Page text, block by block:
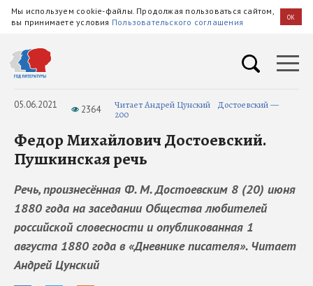
Мы используем cookie-файлы. Продолжая пользоваться сайтом,
вы принимаете условия Пользовательского соглашения OK
05.06.2021 2364 Читает Андрей Цунский
Достоевский —
200
Федор Михайлович Достоевский.
Пушкинская речь
Речь, произнесённая Ф. М. Достоевским 8 (20) июня
1880 года на заседании Общества любителей
российской словесности и опубликованная 1
августа 1880 года в «Дневнике писателя». Читает
Андрей Цунский